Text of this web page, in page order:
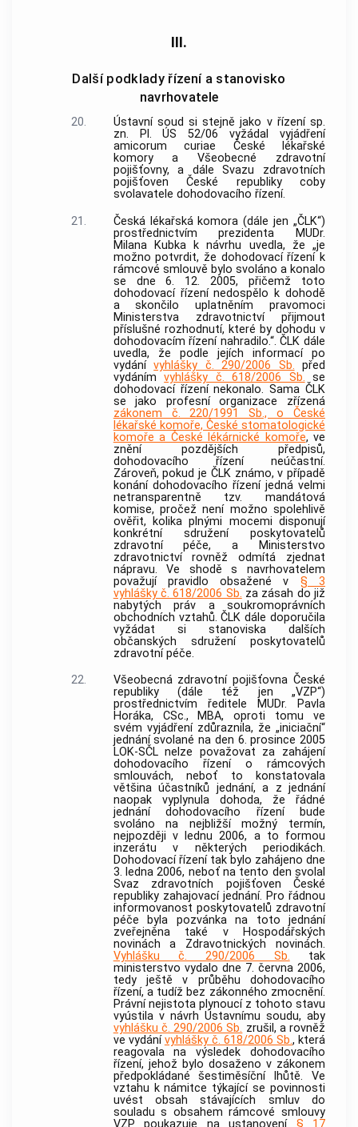
III.
Další podklady řízení a stanovisko
navrhovatele
20. Ústavní soud si stejně jako v řízení sp.
zn. Pl. ÚS 52/06 vyžádal vyjádření
amicorum curiae České lékařské
komory a Všeobecné zdravotní
pojišťovny, a dále Svazu zdravotních
pojišťoven České republiky coby
svolavatele dohodovacího řízení.
21.
Česká lékařská komora (dále jen „ČLK“)
prostřednictvím prezidenta MUDr.
Milana Kubka k návrhu uvedla, že „je
možno potvrdit, že dohodovací řízení k
rámcové smlouvě bylo svoláno a konalo
se dne 6. 12. 2005, přičemž toto
dohodovací řízení nedospělo k dohodě
a skončilo uplatněním pravomoci
Ministerstva zdravotnictví přijmout
příslušné rozhodnutí, které by dohodu v
dohodovacím řízení nahradilo.“. ČLK dále
uvedla, že podle jejích informací po
vydánívyhlášky č. 290/2006 Sb. před
vydánímvyhlášky č. 618/2006 Sb. se
dohodovací řízení nekonalo. Sama ČLK
se jako profesní organizace zřízená
zákonem č. 220/1991 Sb., o České
lékařské komoře, České stomatologické
komoře a České lékárnické komoře, ve
znění pozdějších předpisů,
dohodovacího řízení neúčastní.
Zároveň, pokud je ČLK známo, v případě
konání dohodovacího řízení jedná velmi
netransparentně tzv. mandátová
komise, pročež není možno spolehlivě
ověřit, kolika plnými mocemi disponují
konkrétní sdružení poskytovatelů
zdravotní péče, a Ministerstvo
zdravotnictví rovněž odmítá zjednat
nápravu. Ve shodě s navrhovatelem
považují pravidlo obsažené v § 3
vyhlášky č. 618/2006 Sb. za zásah do již
nabytých práv a soukromoprávních
obchodních vztahů. ČLK dále doporučila
vyžádat si stanoviska dalších
občanských sdružení poskytovatelů
zdravotní péče.
22.
Všeobecná zdravotní pojišťovna České
republiky (dále též jen „VZP“)
prostřednictvím ředitele MUDr. Pavla
Horáka, CSc., MBA, oproti tomu ve
svém vyjádření zdůraznila, že „iniciační“
jednání svolané na den 6. prosince 2005
LOK-SČL nelze považovat za zahájení
dohodovacího řízení o rámcových
smlouvách, neboť to konstatovala
většina účastníků jednání, a z jednání
naopak vyplynula dohoda, že řádné
jednání dohodovacího řízení bude
svoláno na nejbližší možný termín,
nejpozději v lednu 2006, a to formou
inzerátu v některých periodikách.
Dohodovací řízení tak bylo zahájeno dne
3. ledna 2006, neboť na tento den svolal
Svaz zdravotních pojišťoven České
republiky zahajovací jednání. Pro řádnou
informovanost poskytovatelů zdravotní
péče byla pozvánka na toto jednání
zveřejněna také v Hospodářských
novinách a Zdravotnických novinách.
Vyhlášku č. 290/2006 Sb. tak
ministerstvo vydalo dne 7. června 2006,
tedy ještě v průběhu dohodovacího
řízení, a tudíž bez zákonného zmocnění.
Právní nejistota plynoucí z tohoto stavu
vyústila v návrh Ústavnímu soudu, aby
vyhlášku č. 290/2006 Sb. zrušil, a rovněž
ve vydánívyhlášky č. 618/2006 Sb., která
reagovala na výsledek dohodovacího
řízení, jehož bylo dosaženo v zákonem
předpokládané šestiměsíční lhůtě. Ve
vztahu k námitce týkající se povinnosti
uvést obsah stávajících smluv do
souladu s obsahem rámcové smlouvy